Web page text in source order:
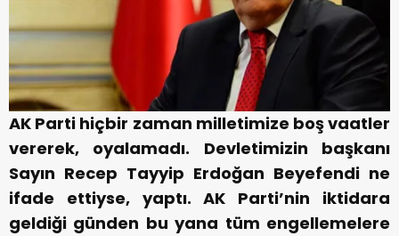
AK Parti hiçbir zaman milletimize boş vaatler
vererek, oyalamadı. Devletimizin başkanı
Sayın Recep Tayyip Erdoğan Beyefendi ne
ifade ettiyse, yaptı. AK Parti’nin iktidara
geldiği günden bu yana tüm engellemelere